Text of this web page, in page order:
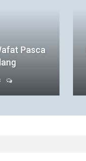
Pasca